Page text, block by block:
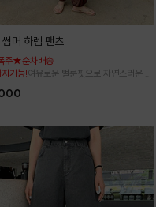
썸머 하렘 팬츠
주★순차배송
가능!여유로운 벌룬핏으로 자연스러운 체